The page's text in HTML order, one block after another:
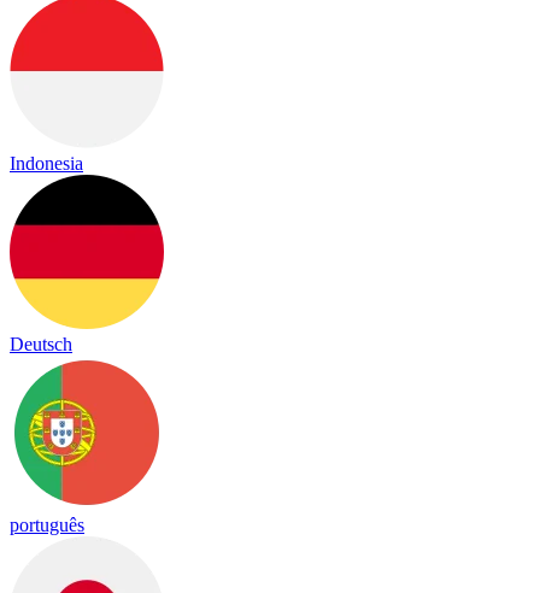
Indonesia
Deutsch
português